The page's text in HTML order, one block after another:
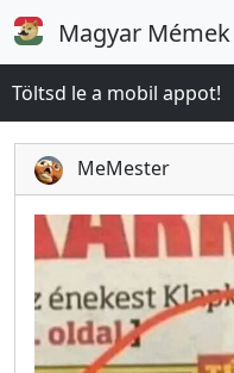
Magyar Mémek
Töltsd le a mobil appot!
MeMester